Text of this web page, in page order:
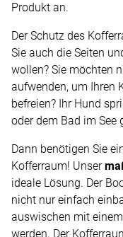
Produkt an.
Der Schutz des
Sie auch die Seiten
wollen? Sie möchten
aufwenden, um Ihren
befreien? Ihr Hund
oder dem Bad im See
Dann benötigen Sie
Kofferraum! Unser
ideale Lösung. Der
nicht nur einfach
auswischen mit
werden. Der